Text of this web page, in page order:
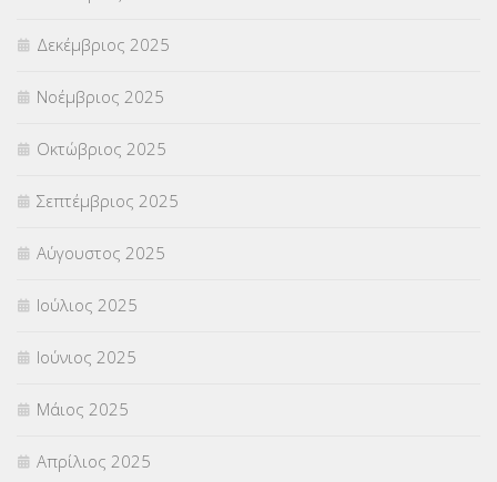
Δεκέμβριος 2025
Νοέμβριος 2025
Οκτώβριος 2025
Σεπτέμβριος 2025
Αύγουστος 2025
Ιούλιος 2025
Ιούνιος 2025
Μάιος 2025
Απρίλιος 2025